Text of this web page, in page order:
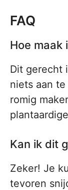
FAQ
Hoe maak
Dit gerecht
niets aan
romig
Kan ik dit
Zeker! Je
tevoren